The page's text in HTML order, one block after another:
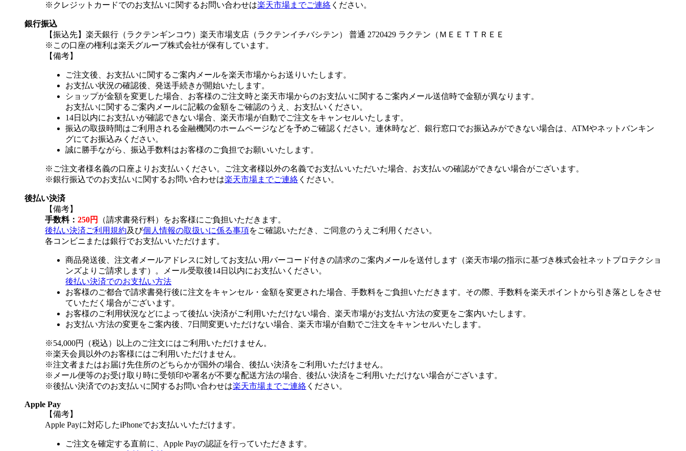
※クレジットカードでのお支払いに関するお問い合わせは楽天市場までご連絡 ください。
銀行振込
【振込先】楽天銀行（ラクテンギンコウ）楽天市場支店（ラクテンイチバシテン） 普通 2720429 ラクテン（ＭＥＥＴＴＲＥＥ
※この口座の権利は楽天グループ株式会社が保有しています。
【備考】
ご注文後、お支払いに関するご案内メールを楽天市場からお送りいたします。
お支払い状況の確認後、発送手続きが開始いたします。
ショップが金額を変更した場合、お客様のご注文時と楽天市場からのお支払いに関するご案内メール送信時で金額が異なります。
お支払いに関するご案内メールに記載の金額をご確認のうえ、お支払いください。
14日以内にお支払いが確認できない場合、楽天市場が自動でご注文をキャンセルいたします。
振込の取扱時間はご利用される金融機関のホームページなどを予めご確認ください。連休時など、銀行窓口でお振込みができない場合は、ATMやネットバンキン
グにてお振込みください。
誠に勝手ながら、振込手数料はお客様のご負担でお願いいたします。
※ご注文者様名義の口座よりお支払いください。ご注文者様以外の名義でお支払いいただいた場合、お支払いの確認ができない場合がございます。
※銀行振込でのお支払いに関するお問い合わせは楽天市場までご連絡 ください。
後払い決済
【備考】
手数料： 250円
（請求書発行料）をお客様にご負担いただきます。
後払い決済ご利用規約及び個人情報の取扱いに係る事項をご確認いただき、ご同意のうえご利用ください。
各コンビニまたは銀行でお支払いいただけます。
商品発送後、注文者メールアドレスに対してお支払い用バーコード付きの請求のご案内メールを送付します（楽天市場の指示に基づき株式会社ネットプロテクショ
ンズよりご請求します）。メール受取後14日以内にお支払いください。
後払い決済でのお支払い方法
お客様のご都合で請求書発行後に注文をキャンセル・金額を変更された場合、手数料をご負担いただきます。その際、手数料を楽天ポイントから引き落としをさせ
ていただく場合がございます。
お客様のご利用状況などによって後払い決済がご利用いただけない場合、楽天市場がお支払い方法の変更をご案内いたします。
お支払い方法の変更をご案内後、7日間変更いただけない場合、楽天市場が自動でご注文をキャンセルいたします。
※54,000円（税込）以上のご注文にはご利用いただけません。
※楽天会員以外のお客様にはご利用いただけません。
※注文者またはお届け先住所のどちらかが国外の場合、後払い決済をご利用いただけません。
※メール便等のお受け取り時に受領印や署名が不要な配送方法の場合、後払い決済をご利用いただけない場合がございます。
※後払い決済でのお支払いに関するお問い合わせは楽天市場までご連絡 ください。
Apple Pay
【備考】
Apple Payに対応したiPhoneでお支払いいただけます。
ご注文を確定する直前に、Apple Payの認証を行っていただきます。